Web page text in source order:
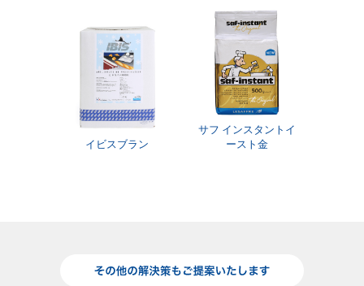
イビスブラン
サフ インスタントイ
ースト金